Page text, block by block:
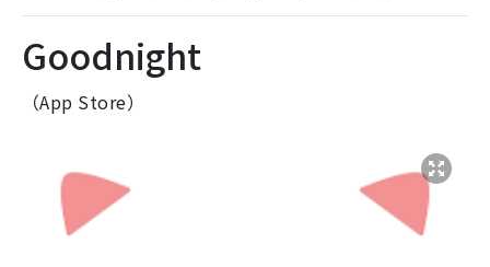
Goodnight
（App Store）